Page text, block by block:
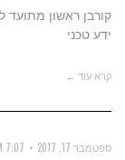
קורבן ראשון
ידע טכני
קרא עוד ←
ספטמבר 17, 2017 7:07 AM